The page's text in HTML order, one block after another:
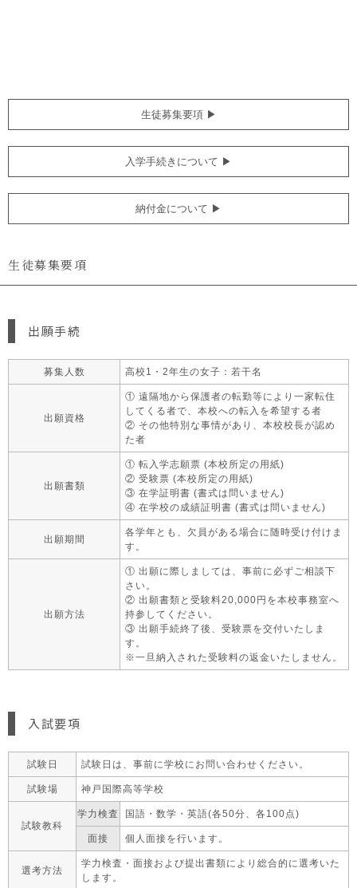
生徒募集要項 ▶︎
入学手続きについて ▶︎
納付金について ▶︎
生徒募集要項
出願手続
募集人数 高校1・2年生の女子：若干名
出願資格
① 遠隔地から保護者の転勤等により一家転住
してくる者で、本校への転入を希望する者
② その他特別な事情があり、本校校長が認め
た者
出願書類
① 転入学志願票 (本校所定の用紙)
② 受験票 (本校所定の用紙)
③ 在学証明書 (書式は問いません)
④ 在学校の成績証明書 (書式は問いません)
出願期間
各学年とも、欠員がある場合に随時受け付けま
す。
出願方法
① 出願に際しましては、事前に必ずご相談下
さい。
② 出願書類と受験料20,000円を本校事務室へ
持参してください。
③ 出願手続終了後、受験票を交付いたしま
す。
※一旦納入された受験料の返金いたしません。
入試要項
試験日 試験日は、事前に学校にお問い合わせください。
試験場 神戸国際高等学校​
試験教科
学力検査 国語・数学・英語(各50分、各100点)
面接 個人面接を行います。
選考方法
学力検査・面接および提出書類により総合的に選考いた
します。